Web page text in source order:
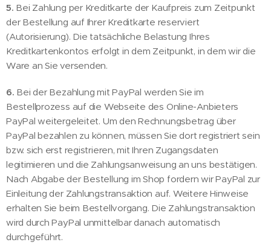
5. Bei Zahlung per Kreditkarte der Kaufpreis zum Zeitpunkt
der Bestellung auf Ihrer Kreditkarte reserviert
(Autorisierung). Die tatsächliche Belastung Ihres
Kreditkartenkontos erfolgt in dem Zeitpunkt, in dem wir die
Ware an Sie versenden.
6. Bei der Bezahlung mit PayPal werden Sie im
Bestellprozess auf die Webseite des Online-Anbieters
PayPal weitergeleitet. Um den Rechnungsbetrag über
PayPal bezahlen zu können, müssen Sie dort registriert sein
bzw. sich erst registrieren, mit Ihren Zugangsdaten
legitimieren und die Zahlungsanweisung an uns bestätigen.
Nach Abgabe der Bestellung im Shop fordern wir PayPal zur
Einleitung der Zahlungstransaktion auf. Weitere Hinweise
erhalten Sie beim Bestellvorgang. Die Zahlungstransaktion
wird durch PayPal unmittelbar danach automatisch
durchgeführt.